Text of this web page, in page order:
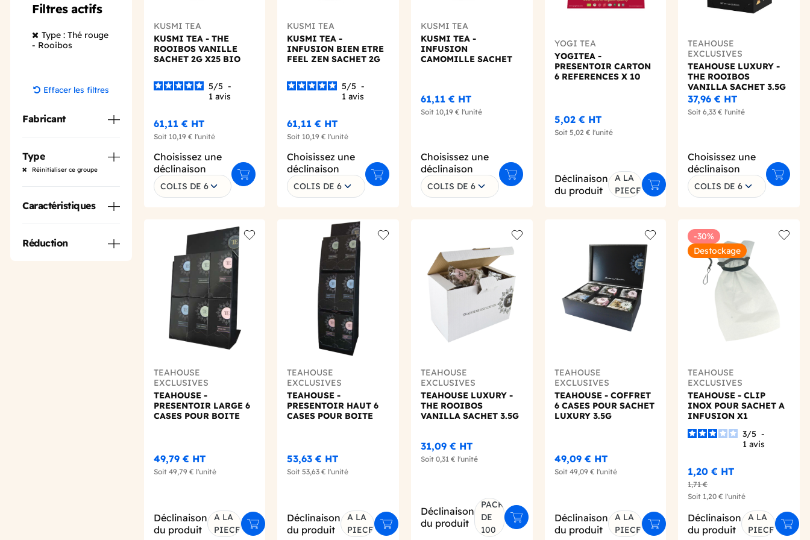
Filtres actifs
Type : Thé rouge
- Rooibos
Effacer les filtres
Fabricant
Type
Réinitialiser ce groupe
Caractéristiques
Réduction
KUSMI TEA
KUSMI TEA - THE
ROOIBOS VANILLE
SACHET 2G X25 BIO
5/5 -
1 avis
61,11 € HT
Soit 10,19 € l'unité
Choisissez une
déclinaison
COLIS DE 6
Ajouter au panier
KUSMI TEA
KUSMI TEA -
INFUSION BIEN ETRE
FEEL ZEN SACHET 2G
5/5 -
1avis
61,11 € HT
Soit 10,19 € l'unité
Choisissez une
déclinaison
COLIS DE 6
Ajouter au panier
KUSMI TEA
KUSMI TEA -
INFUSION
CAMOMILLE SACHET
61,11 € HT
Soit 10,19 € l'unité
Choisissez une
déclinaison
COLIS DE 6
Ajouter au panier
YOGI TEA
YOGITEA -
PRESENTOIR CARTON
6 REFERENCES X 10
5,02 € HT
Soit 5,02 € l'unité
Déclinaison
du produit
A LA
PIECE
Ajouter au panier
TEAHOUSE
EXCLUSIVES
TEAHOUSE LUXURY -
THE ROOIBOS
VANILLA SACHET 3.5G
X15
37,96 € HT
Soit6,33 € l'unité
Choisissez une
déclinaison
COLIS DE 6
Ajouter
TEAHOUSE
EXCLUSIVES
TEAHOUSE -
PRESENTOIR LARGE 6
CASES POUR BOITE
49,79 € HT
Soit 49,79 € l'unité
Déclinaison
du produit
A LA
PIECE
Ajouter au panier
TEAHOUSE
EXCLUSIVES
TEAHOUSE -
PRESENTOIR HAUT 6
CASES POUR BOITE
53,63 € HT
Soit53,63 € l'unité
Déclinaison
du produit
A LA
PIECE
Ajouter au panier
Add to wishlist
TEAHOUSE
EXCLUSIVES
TEAHOUSE LUXURY -
THE ROOIBOS
VANILLA SACHET 3.5G
31,09 € HT
Soit 0,31 € l'unité
Déclinaison
du produit
PACK
DE
100
Ajouter au panier
Add to wishlist
TEAHOUSE
EXCLUSIVES
TEAHOUSE - COFFRET
6 CASES POUR SACHET
LUXURY 3.5G
49,09 € HT
Soit 49,09 € l'unité
Déclinaison
du produit
A LA
PIECE
Ajouter au panier
-30%
Destockage
TEAHOUSE
EXCLUSIVES
TEAHOUSE - CLIP
INOX POUR SACHET A
INFUSION X1
3/5 -
1avis
1,20 € HT
1,71 €
Soit 1,20 € l'unité
Déclinaison
du produit
A LA
PIECE